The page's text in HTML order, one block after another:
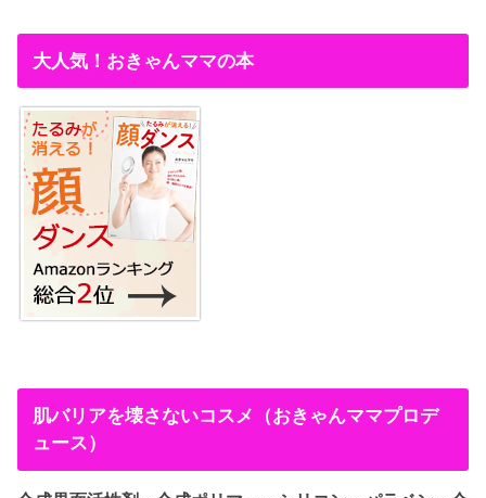
大人気！おきゃんママの本
肌バリアを壊さないコスメ（おきゃんママプロデ
ュース）